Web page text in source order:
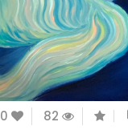
0 82